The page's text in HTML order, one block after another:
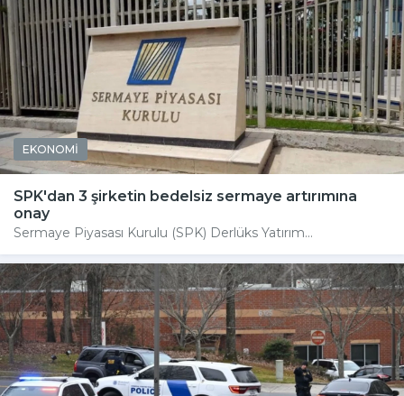
EKONOMİ
SPK'dan 3 şirketin bedelsiz sermaye artırımına
onay
Sermaye Piyasası Kurulu (SPK) Derlüks Yatırım...